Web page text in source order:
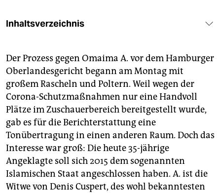
abo
epaper login
Inhaltsverzeichnis
Der Prozess gegen Omaima A. vor dem Hamburger
Oberlandesgericht begann am Montag mit
großem Rascheln und Poltern. Weil wegen der
Corona-Schutzmaßnahmen nur eine Handvoll
Plätze im Zuschauerbereich bereitgestellt wurde,
gab es für die Berichterstattung eine
Tonübertragung in einen anderen Raum. Doch das
Interesse war groß: Die heute 35-jährige
Angeklagte soll sich 2015 dem sogenannten
Islamischen Staat angeschlossen haben. A. ist die
Witwe von Denis Cuspert, des wohl bekanntesten